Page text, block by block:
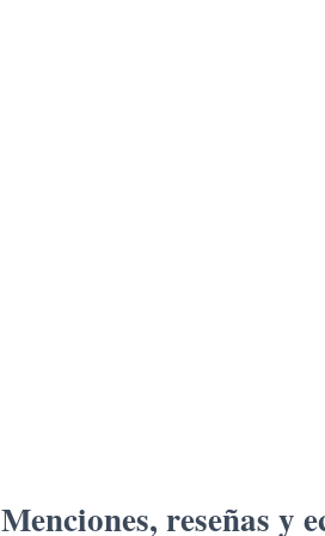
Menciones, reseñas y